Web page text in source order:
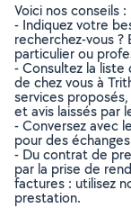
Voici nos conseils :
- Indiquez votre
recherchez-vous
particulier ou
- Consultez la
de chez vous à
services
et avis laissés par
- Conversez avec
pour des
- Du contrat de
par la prise de
factures : utilisez
prestation.